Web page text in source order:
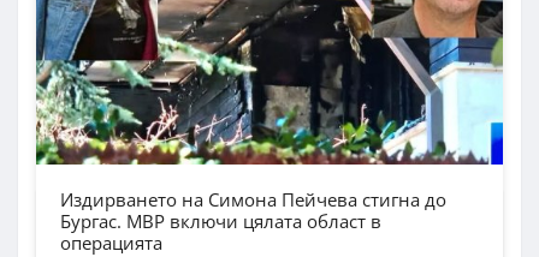
Издирването на Симона Пейчева стигна до
Бургас. МВР включи цялата област в
операцията